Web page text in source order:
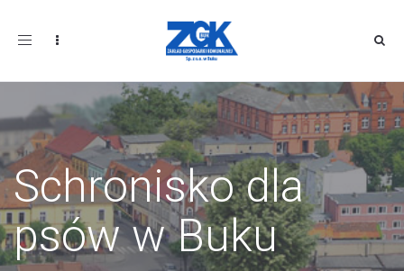
Toggle
Schronisko dla
psów w Buku